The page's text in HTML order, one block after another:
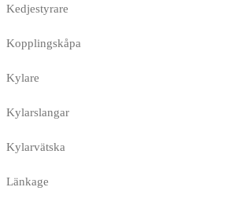
Kedjestyrare
Kopplingskåpa
Kylare
Kylarslangar
Kylarvätska
Länkage